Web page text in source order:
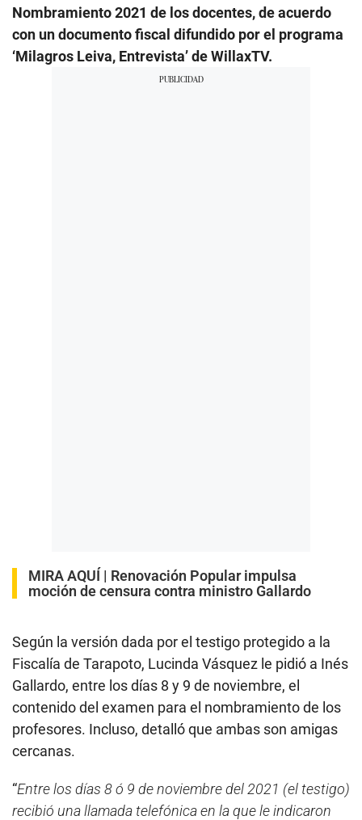
Nombramiento 2021 de los docentes, de acuerdo
con un documento fiscal difundido por el programa
‘Milagros Leiva, Entrevista’ de WillaxTV.
MIRA AQUÍ | Renovación Popular impulsa
moción de censura contra ministro Gallardo
Según la versión dada por el testigo protegido a la
Fiscalía de Tarapoto, Lucinda Vásquez le pidió a Inés
Gallardo, entre los días 8 y 9 de noviembre, el
contenido del examen para el nombramiento de los
profesores. Incluso, detalló que ambas son amigas
cercanas.
“Entre los días 8 ó 9 de noviembre del 2021 (el testigo)
recibió una llamada telefónica en la que le indicaron